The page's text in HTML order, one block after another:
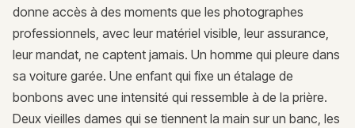
donne accès à des moments que les photographes
professionnels, avec leur matériel visible, leur assurance,
leur mandat, ne captent jamais. Un homme qui pleure dans
sa voiture garée. Une enfant qui fixe un étalage de
bonbons avec une intensité qui ressemble à de la prière.
Deux vieilles dames qui se tiennent la main sur un banc, les